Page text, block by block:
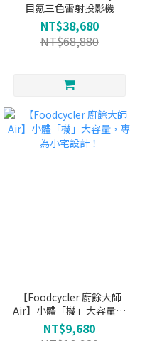
目氪三色雷射投影機
NT$38,680
NT$68,880
【Foodcycler 廚餘大師
Air】小體「機」大容量，
專為小宅設計！
NT$9,680